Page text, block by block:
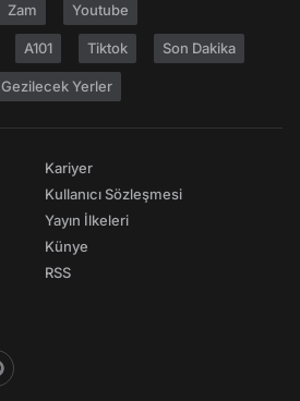
Zam Youtube
A101 Tiktok Son Dakika
Gezilecek Yerler
Kariyer
Kullanıcı Sözleşmesi
Yayın İlkeleri
Künye
RSS